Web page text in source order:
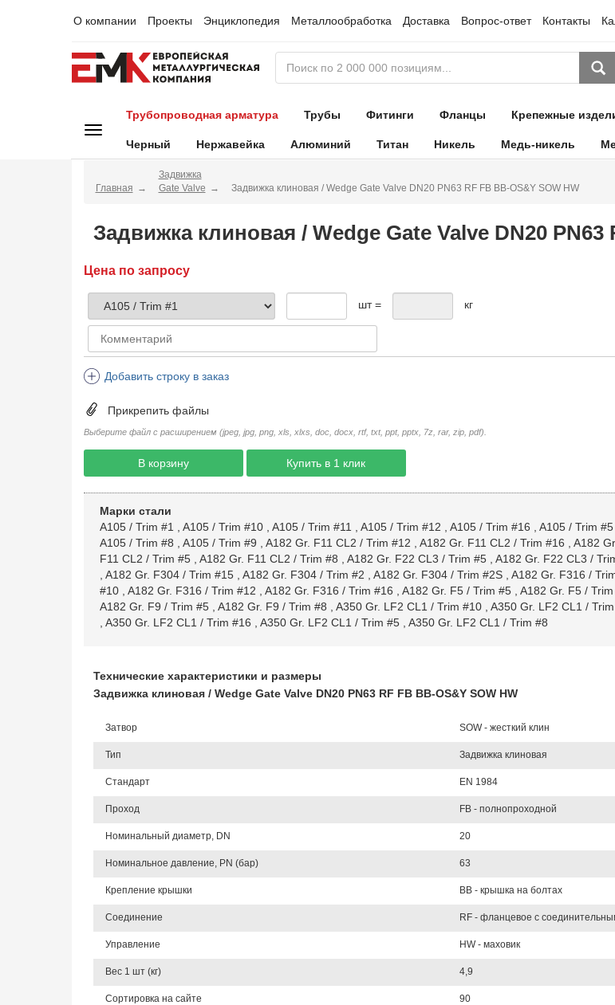
О компании Проекты Энциклопедия Металлообработка Доставка Вопрос-ответ Контакты
Трубопроводная арматура Трубы Фитинги Фланцы Крепежные
Черный Нержавейка Алюминий Титан Никель Медь-никель
Главная
Задвижка
Gate Valve
Задвижка клиновая / Wedge Gate Valve DN20 PN63 RF FB BB-OS&Y SOW HW
Задвижка клиновая / Wedge Gate Valve DN20 PN63
Цена по запросу
шт = кг
Добавить строку в заказ
Прикрепить файлы
Выберите файл с расширением (jpeg, jpg, png, xls, xlxs, doc, docx, rtf, txt, ppt, pptx, 7z, rar, zip, pdf).
В корзину Купить в 1 клик
Марки стали
A105 / Trim #1
A105 / Trim #10, A105 / Trim #11 A105 / Trim #12 A105 / Trim #16 A105 / Trim #5,
A105 / Trim #8
A105 / Trim #9 A182 Gr. F11 CL2 / Trim #12 A182 Gr. F11 CL2 / Trim #16
A182 Gr.
F11 CL2 / Trim #5, A182 Gr. F11 CL2 / Trim #8 A182 Gr. F22 CL3 / Trim #5, A182 Gr. F22 CL3 /
A182 Gr. F304 / Trim #15, A182 Gr. F304 / Trim #2 A182 Gr. F304 / Trim #2S, A182 Gr. F316 /
#10, A182 Gr. F316 / Trim #12 A182 Gr. F316 / Trim #16 A182 Gr. F5 / Trim #5, A182 Gr. F5 /
A182 Gr. F9 / Trim #5, A182 Gr. F9 / Trim #8 A350 Gr. LF2 CL1 / Trim #10, A350 Gr. LF2 CL1 /
A350 Gr. LF2 CL1 / Trim #16 A350 Gr. LF2 CL1 / Trim #5, A350 Gr. LF2 CL1 / Trim #8
Технические характеристики и размеры
Задвижка клиновая / Wedge Gate Valve DN20 PN63 RF FB BB-OS&Y SOW HW
Затвор SOW - жесткий клин
Тип Задвижка клиновая
Стандарт EN 1984
Проход FB - полнопроходной
Номинальный диаметр, DN 20
Номинальное давление, PN (бар) 63
Крепление крышки BB - крышка на болтах
Соединение RF - фланцевое с
Управление HW - маховик
Вес 1 шт (кг) 4,9
Сортировка на сайте 90